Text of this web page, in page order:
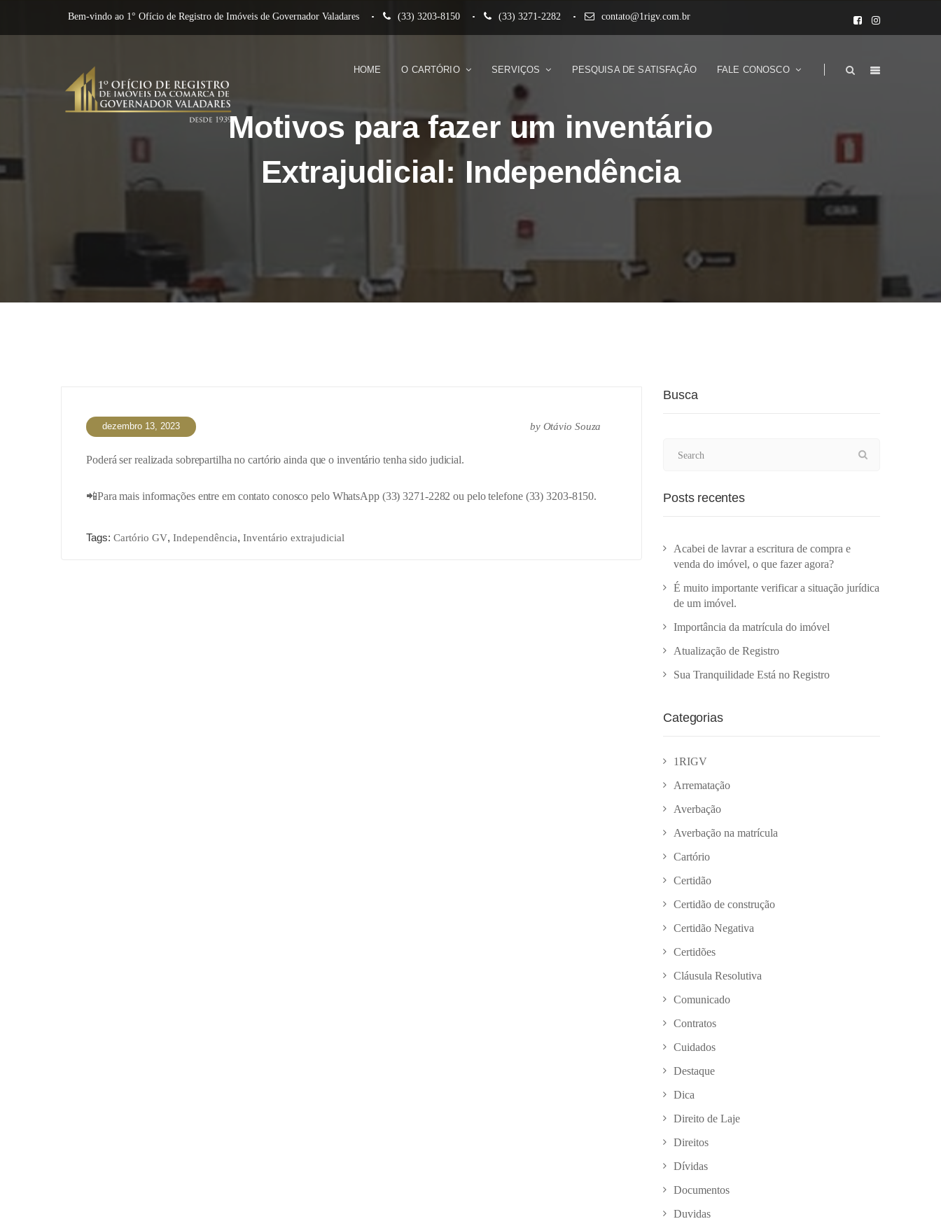
Bem-vindo ao 1° Ofício de Registro de Imóveis de Governador Valadares (33) 3203-8150 (33) 3271-2282 contato@1rigv.com.br
HOME O CARTÓRIO SERVIÇOS PESQUISA DE SATISFAÇÃO FALE CONOSCO
Motivos para fazer um inventário
Extrajudicial: Independência
dezembro 13, 2023 by Otávio Souza
Poderá ser realizada sobrepartilha no cartório ainda que o inventário tenha sido judicial.
📲Para mais informações entre em contato conosco pelo WhatsApp (33) 3271-2282 ou pelo telefone (33) 3203-8150.
Tags: Cartório GV, Independência, Inventário extrajudicial
Busca
Posts recentes
Acabei de lavrar a escritura de compra e
venda do imóvel, o que fazer agora?
É muito importante verificar a situação jurídica
de um imóvel.
Importância da matrícula do imóvel
Atualização de Registro
Sua Tranquilidade Está no Registro
Categorias
1RIGV
Arrematação
Averbação
Averbação na matrícula
Cartório
Certidão
Certidão de construção
Certidão Negativa
Certidões
Cláusula Resolutiva
Comunicado
Contratos
Cuidados
Destaque
Dica
Direito de Laje
Direitos
Dívidas
Documentos
Duvidas